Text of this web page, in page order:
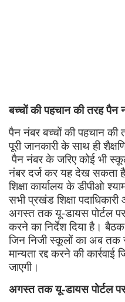
बच्चों की पहचान की तरह पैन
पैन नंबर बच्चों की पहचान
पूरी जानकारी के साथ ही
पैन नंबर के जरिए कोई भी
नंबर दर्ज कर यह देख सकता है
शिक्षा कार्यालय के डीपीओ
सभी प्रखंड शिक्षा
अगस्त तक यू-डायस पोर्टल
करने का निर्देश दिया है।
जिन निजी स्कूलों का अब
मान्यता रद्द करने की कार्रवाई
जाएगी।
अगस्त तक यू-डायस पोर्टल